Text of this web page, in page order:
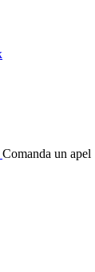
Comanda un apel